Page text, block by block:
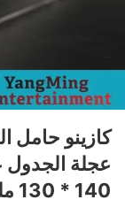
كازينو حامل
140 * 130 ملم